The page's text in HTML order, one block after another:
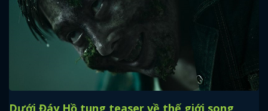
Dưới Đáy Hồ tung teaser về thế giới song